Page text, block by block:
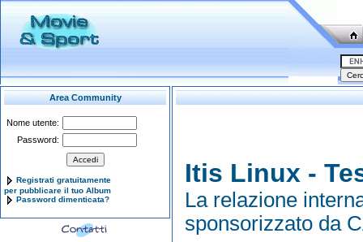
Area Community
Nome utente:
Password:
Registrati gratuitamente
per pubblicare il tuo Album
Password dimenticata?
Itis Linux -
La relazione
sponsorizzato da